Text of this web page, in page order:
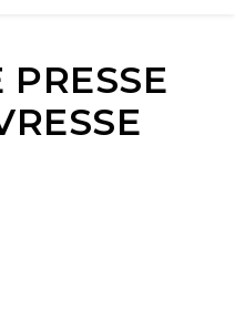
PRESSE